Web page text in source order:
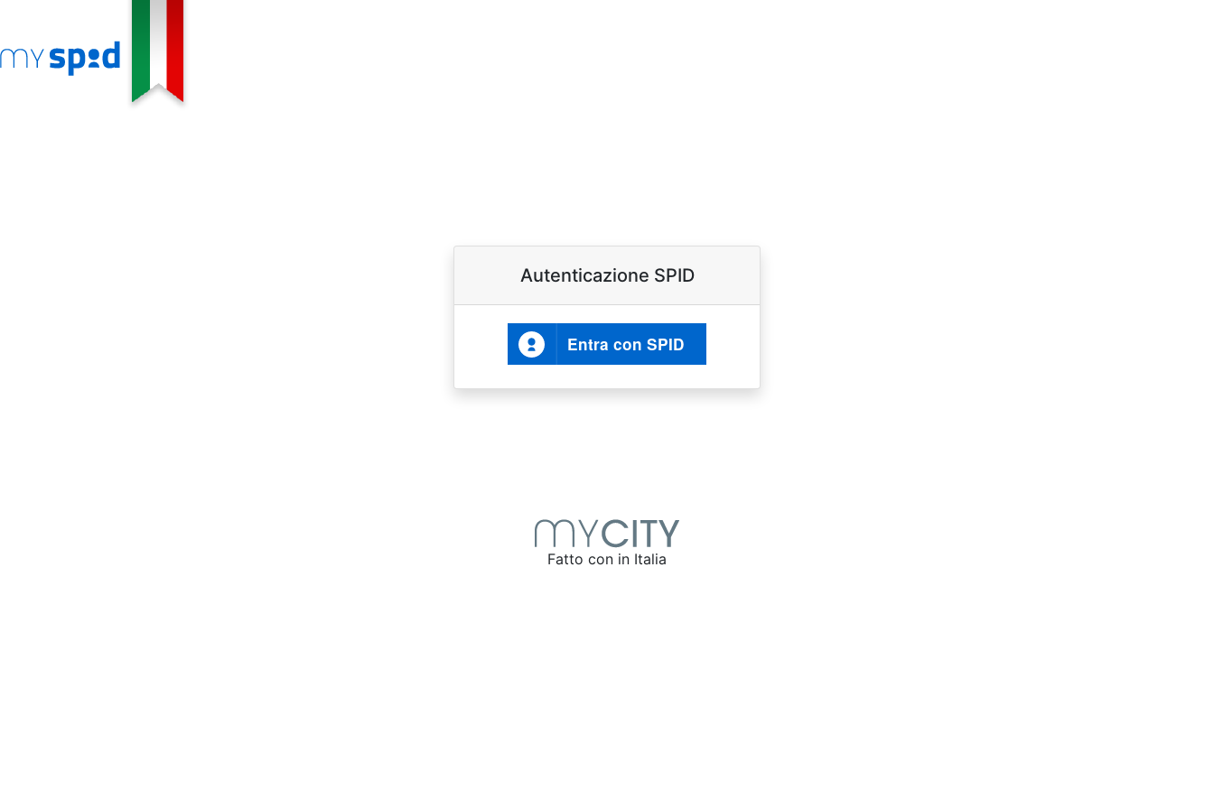
Autenticazione SPID
Entra con SPID
Fatto con in Italia